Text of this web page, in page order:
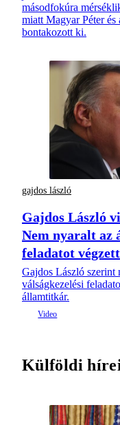
másodfokúra
miatt Magyar Péter
bontakozott ki.
gajdos lászló
Gajdos László
Nem nyaralt az
feladatot végzett
Gajdos László szerint
válságkezelési
államtitkár.
Külföldi